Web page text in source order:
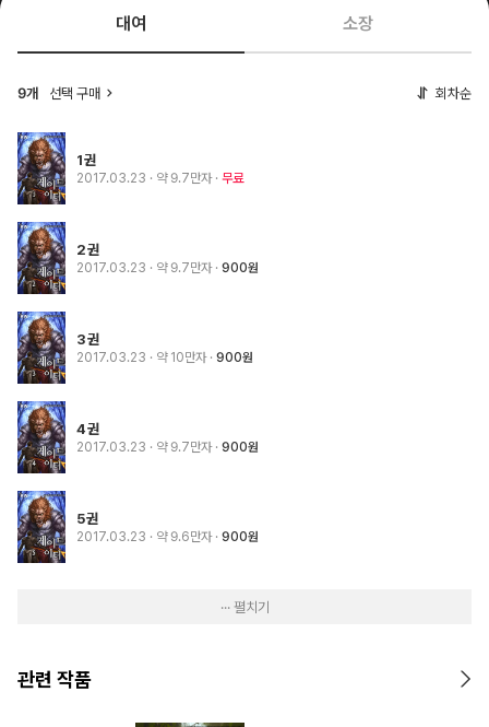
대여 소장
9개 선택 구매 회차순
1권
2017.03.23 · 약 9.7만자 무료
2권
2017.03.23 · 약 9.7만자 900원
3권
2017.03.23 · 약 10만자 900원
4권
2017.03.23 · 약 9.7만자 900원
5권
2017.03.23 · 약 9.6만자 900원
··· 펼치기
관련 작품